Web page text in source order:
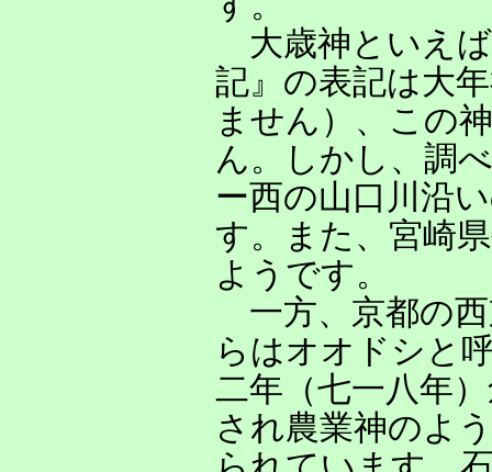
大歳神といえ
記』の表記は大
ません）、この
ん。しかし、調
ー西の山口川沿
す。また、宮崎
ようです。
一方、京都の
らはオオドシと
二年（七一八年
され農業神のよ